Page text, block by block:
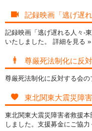
記録映画「逃げ遅
記録映画「逃げ遅れる人々-
いたしました。 詳細を見る »
尊厳死法制化に反
尊厳死法制化に反対する会の
東北関東大震災障
東北関東大震災障害者救援
しました。支援募金にご協力